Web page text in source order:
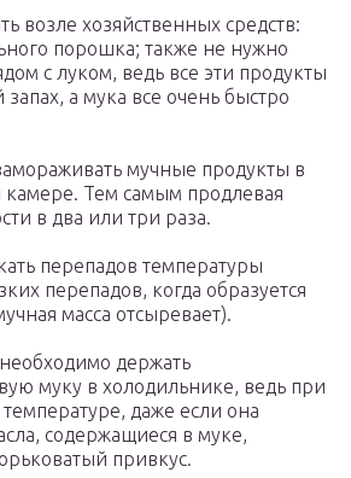
возле хозяйственных средств:
порошка; также не нужно
с луком, ведь все эти продукты
а мука все очень быстро
мучные продукты в
Тем самым продлевая
в два или три раза.
перепадов температуры
перепадов, когда образуется
масса отсыревает).
держать
муку в холодильнике, ведь при
даже если она
содержащиеся в муке,
привкус.